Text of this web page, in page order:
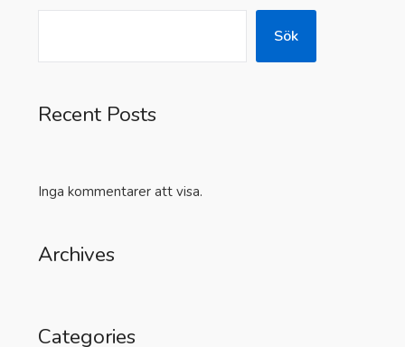
Sök
Recent Posts
Inga kommentarer att visa.
Archives
Categories